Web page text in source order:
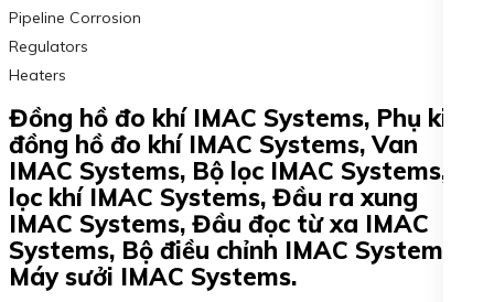
Pipeline Corrosion
Regulators
Heaters
Đồng hồ đo khí IMAC Systems, Phụ kiện
đồng hồ đo khí IMAC Systems, Van
IMAC Systems, Bộ lọc IMAC Systems, Bộ
lọc khí IMAC Systems, Đầu ra xung
IMAC Systems, Đầu đọc từ xa IMAC
Systems, Bộ điều chỉnh IMAC Systems,
Máy sưởi IMAC Systems.